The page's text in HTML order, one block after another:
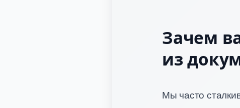
Зачем
из
Мы часто